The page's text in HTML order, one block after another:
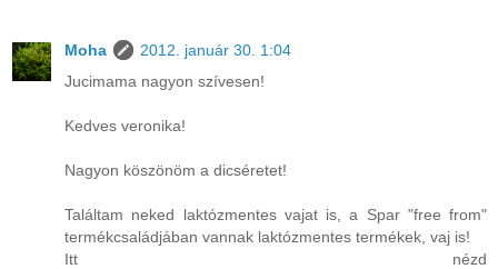
Moha
2012. január 30. 1:04
Jucimama nagyon szívesen!
Kedves veronika!
Nagyon köszönöm a dicséretet!
Találtam neked laktózmentes vajat is, a Spar "free from"
termékcsaládjában vannak laktózmentes termékek, vaj is!
Itt nézd